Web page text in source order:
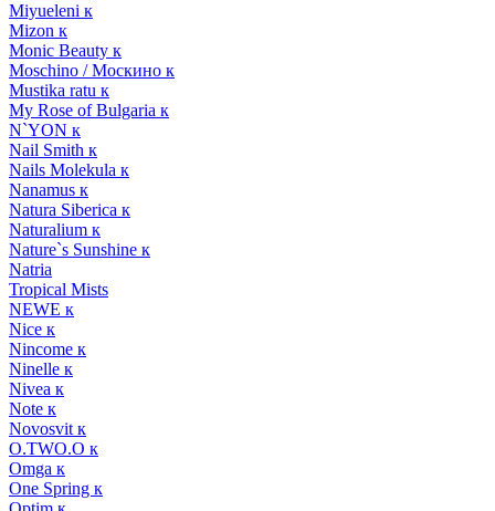
Miyueleni к
Mizon к
Monic Beauty к
Moschino / Москино к
Mustika ratu к
My Rose of Bulgaria к
N`YON к
Nail Smith к
Nails Molekula к
Nanamus к
Natura Siberica к
Naturalium к
Nature`s Sunshine к
Natria
Tropical Mists
NEWE к
Nice к
Nincome к
Ninelle к
Nivea к
Note к
Novosvit к
O.TWO.O к
Omga к
One Spring к